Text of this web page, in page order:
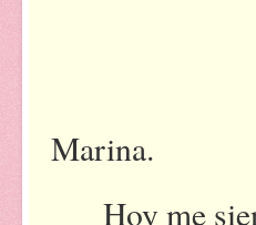
Marina.
Hoy me